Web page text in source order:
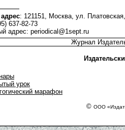
: 121151, Москва, ул.
637-82-73
адрес: periodical@1sept.ru
Журнал
урок
марафон
© ООО